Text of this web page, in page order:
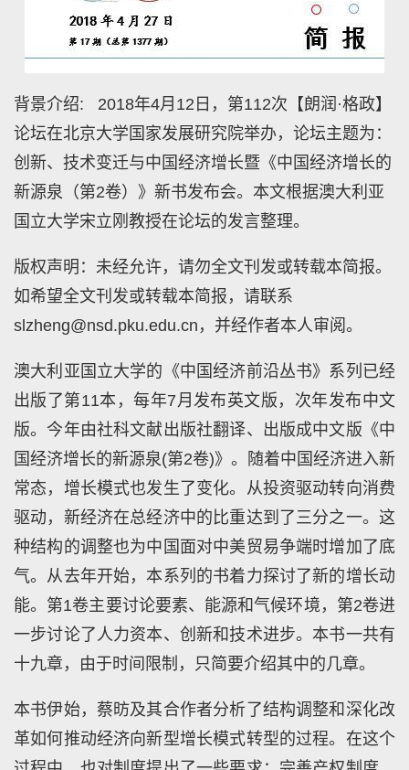
背景介绍: 2018年4月12日，第112次【朗润·格政】
论坛在北京大学国家发展研究院举办，论坛主题为：
创新、技术变迁与中国经济增长暨《中国经济增长的
新源泉（第2卷）》新书发布会。本文根据澳大利亚
国立大学宋立刚教授在论坛的发言整理。
版权声明：未经允许，请勿全文刊发或转载本简报。
如希望全文刊发或转载本简报，请联系
slzheng@nsd.pku.edu.cn，并经作者本人审阅。
澳大利亚国立大学的《中国经济前沿丛书》系列已经
出版了第11本，每年7月发布英文版，次年发布中文
版。今年由社科文献出版社翻译、出版成中文版《中
国经济增长的新源泉(第2卷)》。随着中国经济进入新
常态，增长模式也发生了变化。从投资驱动转向消费
驱动，新经济在总经济中的比重达到了三分之一。这
种结构的调整也为中国面对中美贸易争端时增加了底
气。从去年开始，本系列的书着力探讨了新的增长动
能。第1卷主要讨论要素、能源和气候环境，第2卷进
一步讨论了人力资本、创新和技术进步。本书一共有
十九章，由于时间限制，只简要介绍其中的几章。
本书伊始，蔡昉及其合作者分析了结构调整和深化改
革如何推动经济向新型增长模式转型的过程。在这个